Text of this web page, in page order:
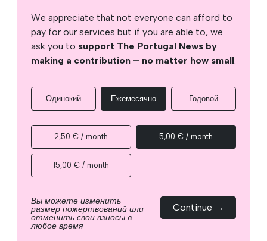
We appreciate that not everyone can afford to
pay for our services but if you are able to, we
ask you to support The Portugal News by
making a contribution – no matter how small.
Одинокий Ежемесячно Годовой
2,50 € / month 5,00 € / month
15,00 € / month
Вы можете изменить
размер пожертвований или
отменить свои взносы в
любое время
Continue →